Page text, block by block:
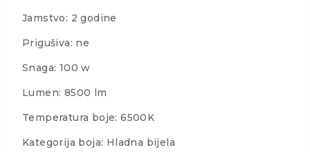
Jamstvo: 2 godine
Prigušiva: ne
Snaga: 100 w
Lumen: 8500 lm
Temperatura boje: 6500K
Kategorija boja: Hladna bijela